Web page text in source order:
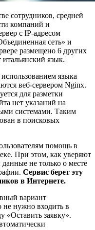
сотрудников, средней
компаний и
с IP-адресом
сеть» и
размещено 6 других
итальянский язык.
языка
веб-сервером Nginx.
для разметки
нет указаний на
системами. Таким
в поисковых
помощь в
При этом, как уверяют
не только о месте
Сервис берет эту
в Интернете.
вариант
не нужно входить в
«Оставить заявку».